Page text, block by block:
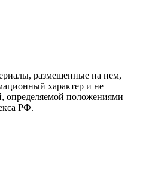
размещенные на нем,
характер и не
определяемой положениями
РФ.